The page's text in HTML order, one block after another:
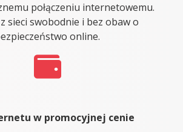
połączeniu internetowemu.
sieci swobodnie i bez obaw o
online.
w promocyjnej cenie